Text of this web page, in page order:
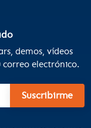
demos, vídeos
electrónico.